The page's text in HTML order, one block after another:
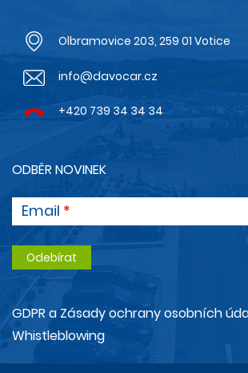
Olbramovice 203, 259 01 Votice
info@davocar.cz
+420 739 34 34 34
ODBĚR NOVINEK
Email
GDPR a Zásady ochrany osobních
Whistleblowing